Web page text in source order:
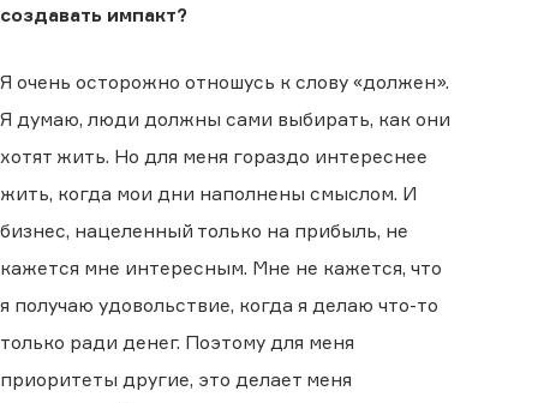
создавать импакт?
Я очень осторожно отношусь к слову «должен».
Я думаю, люди должны сами выбирать, как они
хотят жить. Но для меня гораздо интереснее
жить, когда мои дни наполнены смыслом. И
бизнес, нацеленный только на прибыль, не
кажется мне интересным. Мне не кажется, что
я получаю удовольствие, когда я делаю что-то
только ради денег. Поэтому для меня
приоритеты другие, это делает меня